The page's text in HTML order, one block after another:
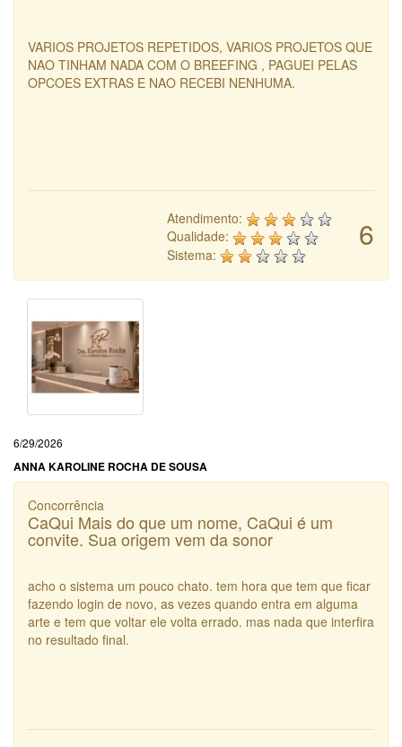
VARIOS PROJETOS REPETIDOS, VARIOS PROJETOS QUE
NAO TINHAM NADA COM O BREEFING , PAGUEI PELAS
OPCOES EXTRAS E NAO RECEBI NENHUMA.
6
Atendimento:
Qualidade:
Sistema:
6/29/2026
ANNA KAROLINE ROCHA DE SOUSA
Concorrência
CaQui Mais do que um nome, CaQui é um
convite. Sua origem vem da sonor
acho o sistema um pouco chato. tem hora que tem que ficar
fazendo login de novo, as vezes quando entra em alguma
arte e tem que voltar ele volta errado. mas nada que interfira
no resultado final.